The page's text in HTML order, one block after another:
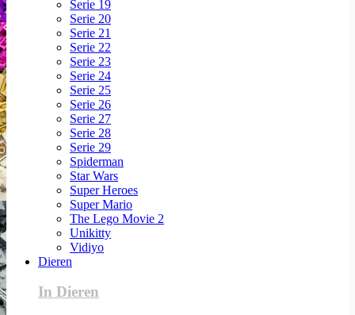
Serie 19
Serie 20
Serie 21
Serie 22
Serie 23
Serie 24
Serie 25
Serie 26
Serie 27
Serie 28
Serie 29
Spiderman
Star Wars
Super Heroes
Super Mario
The Lego Movie 2
Unikitty
Vidiyo
Dieren
In Dieren